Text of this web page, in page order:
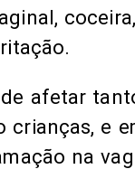
afetar
crianças, e
na